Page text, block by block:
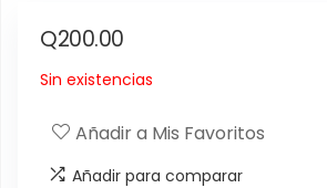
Q200.00
Sin existencias
Añadir a Mis Favoritos
Añadir para comparar